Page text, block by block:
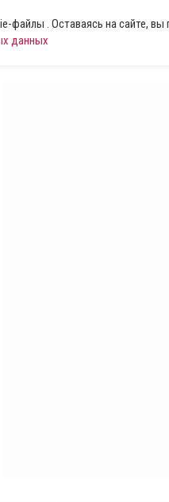
файлы . Оставаясь на сайте, вы
данных